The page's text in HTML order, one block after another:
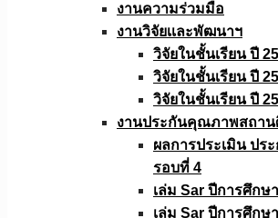
งานความร่วมมือ
งานวิจัยเเละพัฒนาฯ
วิจัยในชั้นเรียน ปี
วิจัยในชั้นเรียน ปี
วิจัยในชั้นเรียน ปี
งานประกันคุณภาพสถาน
ผลการประเมิน ป
รอบที่ 4
เล่ม Sar ปีการศึกษ
เล่ม Sar ปีการศึกษ